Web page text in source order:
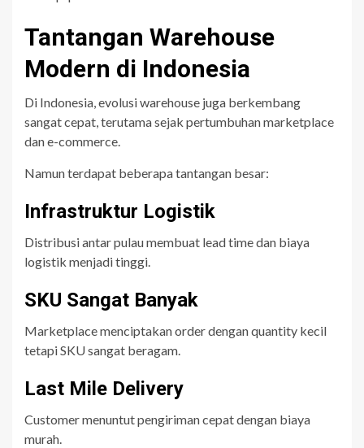
Tantangan Warehouse
Modern di Indonesia
Di Indonesia, evolusi warehouse juga berkembang
sangat cepat, terutama sejak pertumbuhan marketplace
dan e-commerce.
Namun terdapat beberapa tantangan besar:
Infrastruktur Logistik
Distribusi antar pulau membuat lead time dan biaya
logistik menjadi tinggi.
SKU Sangat Banyak
Marketplace menciptakan order dengan quantity kecil
tetapi SKU sangat beragam.
Last Mile Delivery
Customer menuntut pengiriman cepat dengan biaya
murah.